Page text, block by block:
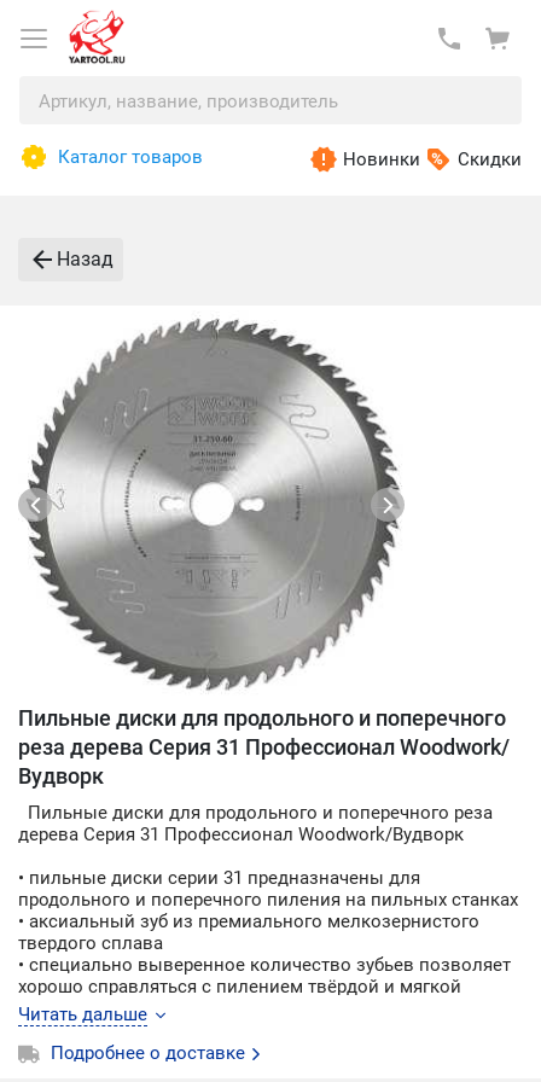
Каталог товаров Новинки Скидки
Назад
Пильные диски для продольного и поперечного
реза дерева Серия 31 Профессионал Woodwork/
Вудворк
Пильные диски для продольного и поперечного реза
дерева Серия 31 Профессионал Woodwork/Вудворк
• пильные диски серии 31 предназначены для
продольного и поперечного пиления на пильных станках
• аксиальный зуб из премиального мелкозернистого
твердого сплава
• специально выверенное количество зубьев позволяет
хорошо справляться с пилением твёрдой и мягкой
древесины, фанеры, МДФ, ДСП и ОСП
• ровные и чистые края обрабатываемой поверхности
• пильные диски для продольного и поперечного реза
Читать дальше
Подробнее о доставке